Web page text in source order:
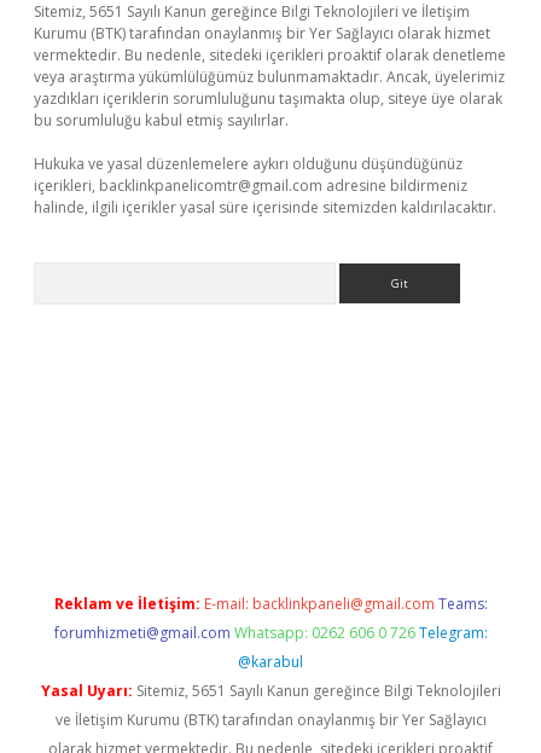
Sitemiz, 5651 Sayılı Kanun gereğince Bilgi Teknolojileri ve İletişim
Kurumu (BTK) tarafından onaylanmış bir Yer Sağlayıcı olarak hizmet
vermektedir. Bu nedenle, sitedeki içerikleri proaktif olarak denetleme
veya araştırma yükümlülüğümüz bulunmamaktadır. Ancak, üyelerimiz
yazdıkları içeriklerin sorumluluğunu taşımakta olup, siteye üye olarak
bu sorumluluğu kabul etmiş sayılırlar.
Hukuka ve yasal düzenlemelere aykırı olduğunu düşündüğünüz
içerikleri, backlinkpanelicomtr@gmail.com adresine bildirmeniz
halinde, ilgili içerikler yasal süre içerisinde sitemizden kaldırılacaktır.
Reklam ve İletişim: E-mail: backlinkpaneli@gmail.com Teams:
forumhizmeti@gmail.com Whatsapp: 0262 606 0 726 Telegram:
@karabul
Yasal Uyarı: Sitemiz, 5651 Sayılı Kanun gereğince Bilgi Teknolojileri
ve İletişim Kurumu (BTK) tarafından onaylanmış bir Yer Sağlayıcı
olarak hizmet vermektedir. Bu nedenle, sitedeki içerikleri proaktif